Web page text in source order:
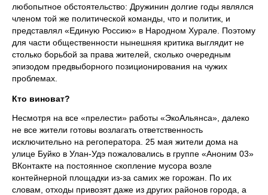
любопытное обстоятельство: Дружинин долгие годы являлся
членом той же политической команды, что и политик, и
представлял «Единую Россию» в Народном Хурале. Поэтому
для части общественности нынешняя критика выглядит не
столько борьбой за права жителей, сколько очередным
эпизодом предвыборного позиционирования на чужих
проблемах.
Кто виноват?
Несмотря на все «прелести» работы «ЭкоАльянса», далеко
не все жители готовы возлагать ответственность
исключительно на регоператора. 25 мая жители дома на
улице Буйко в Улан-Удэ пожаловались в группе «Аноним 03»
ВКонтакте на постоянное скопление мусора возле
контейнерной площадки из-за самих же горожан. По их
словам, отходы привозят даже из других районов города, а